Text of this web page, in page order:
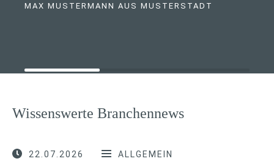
MAX MUSTERMANN AUS MUSTERSTADT
Wissenswerte Branchennews
22.07.2026 ALLGEMEIN